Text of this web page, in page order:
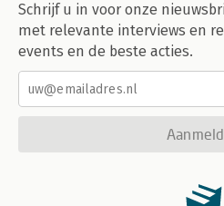
Schrijf u in voor onze
met relevante interviews en
events en de beste acties.